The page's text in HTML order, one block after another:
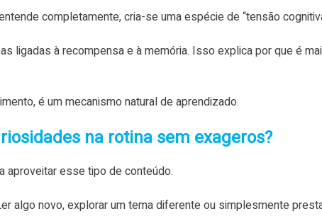
completamente, cria-se uma espécie de “tensão
ligadas à recompensa e à memória. Isso explica por que é
é um mecanismo natural de aprendizado.
na rotina sem exageros?
aproveitar esse tipo de conteúdo.
algo novo, explorar um tema diferente ou simplesmente